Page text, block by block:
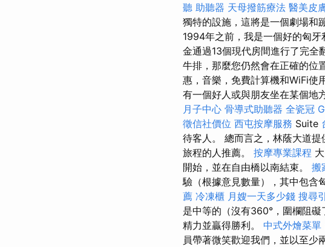
聽 助聽器 天母撥筋療法 醫美皮
獨特的設施，這將是一個劇場和
1994年之前，我是一個好的匈
金通過13個現代房間進行了完全
牛排，那麼您仍然會在正確的位
惠，音樂，免費計算機和WiFi使
有一個好人或與朋友坐在某個
月子中心 骨導式助聽器 全瓷冠
徵信社價位 西屯按摩服務 Suite
待客人。 總而言之，林蔭大道
旅程的人推薦。 按摩專業課程
開始，並在自由橋以南結束。 搬
驗（根據意見數量），其中包含
薦 冷凍櫃 月嫂一天多少錢 搜尋
是中等的（沒有360°，圍欄阻
精力並贏得勝利。 中式外燴菜單
員帶著微笑歡迎我們，並以至